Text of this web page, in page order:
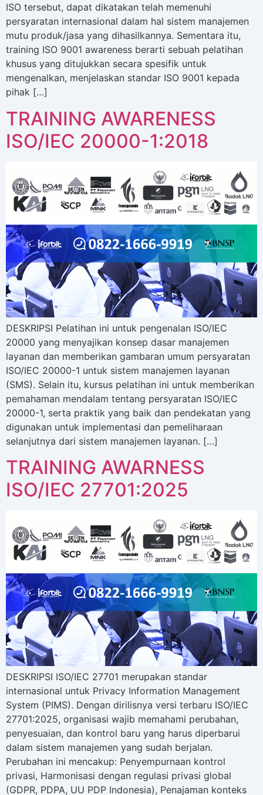
ISO tersebut, dapat dikatakan telah memenuhi
persyaratan internasional dalam hal sistem manajemen
mutu produk/jasa yang dihasilkannya. Sementara itu,
training ISO 9001 awareness berarti sebuah pelatihan
khusus yang ditujukkan secara spesifik untuk
mengenalkan, menjelaskan standar ISO 9001 kepada
pihak […]
TRAINING AWARENESS
ISO/IEC 20000-1:2018
DESKRIPSI Pelatihan ini untuk pengenalan ISO/IEC
20000 yang menyajikan konsep dasar manajemen
layanan dan memberikan gambaran umum persyaratan
ISO/IEC 20000-1 untuk sistem manajemen layanan
(SMS). Selain itu, kursus pelatihan ini untuk memberikan
pemahaman mendalam tentang persyaratan ISO/IEC
20000-1, serta praktik yang baik dan pendekatan yang
digunakan untuk implementasi dan pemeliharaan
selanjutnya dari sistem manajemen layanan. […]
TRAINING AWARNESS
ISO/IEC 27701:2025
DESKRIPSI ISO/IEC 27701 merupakan standar
internasional untuk Privacy Information Management
System (PIMS). Dengan dirilisnya versi terbaru ISO/IEC
27701:2025, organisasi wajib memahami perubahan,
penyesuaian, dan kontrol baru yang harus diperbarui
dalam sistem manajemen yang sudah berjalan.
Perubahan ini mencakup: Penyempurnaan kontrol
privasi, Harmonisasi dengan regulasi privasi global
(GDPR, PDPA, UU PDP Indonesia), Penajaman konteks